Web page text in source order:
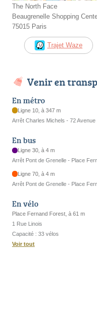
The North Face
Beaugrenelle Shopping
75015 Paris
Trajet Waze
Venir en
En métro
Ligne 10, à 347 m
Arrêt Charles Michels - 72 Avenue
En bus
Ligne 30, à 4 m
Arrêt Pont de Grenelle - Place
Ligne 70, à 4 m
Arrêt Pont de Grenelle - Place
En vélo
Place Fernand Forest, à 61 m
1 Rue Linois
Capacité : 33 vélos
Voir tout